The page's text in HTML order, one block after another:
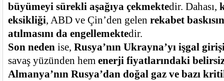
büyümeyi sürekli aşağıya çekmektedir. Dahası,
eksikliği, ABD ve Çin’den gelen rekabet
atılmasını da engellemektedir.
Son neden ise, Rusya’nın Ukrayna’yı işgal
savaş yüzünden hem enerji fiyatlarındaki
Almanya’nın Rusya’dan doğal gaz ve bazı